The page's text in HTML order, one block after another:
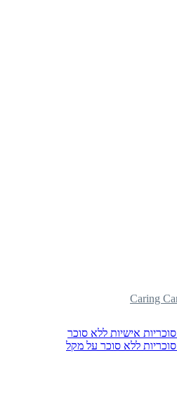
אישיות ללא סוכר
ללא סוכר על מקל